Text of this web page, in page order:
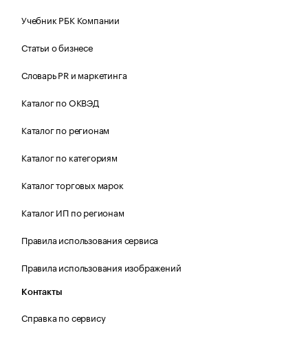
Учебник РБК Компании
Статьи о бизнесе
Словарь PR и маркетинга
Каталог по ОКВЭД
Каталог по регионам
Каталог по категориям
Каталог торговых марок
Каталог ИП по регионам
Правила использования сервиса
Правила использования изображений
Контакты
Справка по сервису